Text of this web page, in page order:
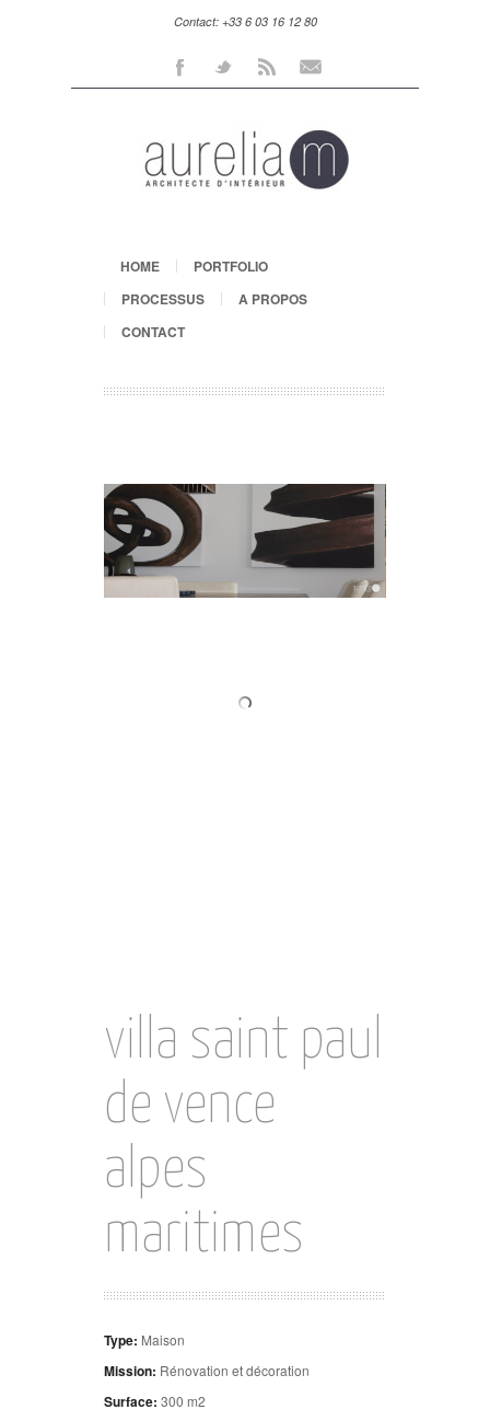
Contact: +33 6 03 16 12 80
FacebookTwitter Rss
HOME
PORTFOLIO
PROCESSUS
A PROPOS
CONTACT
villa saint paul
de vence
alpes
maritimes
Type: Maison
Mission: Rénovation et décoration
Surface: 300 m2